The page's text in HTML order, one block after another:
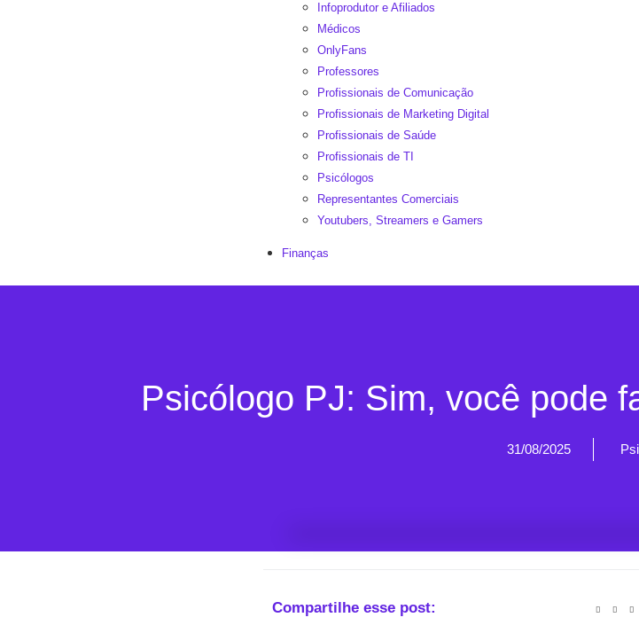
Infoprodutor e Afiliados
Médicos
OnlyFans
Professores
Profissionais de Comunicação
Profissionais de Marketing Digital
Profissionais de Saúde
Profissionais de TI
Psicólogos
Representantes Comerciais
Youtubers, Streamers e Gamers
Finanças
Psicólogo PJ: Sim, você pode
31/08/2025
Compartilhe esse post: